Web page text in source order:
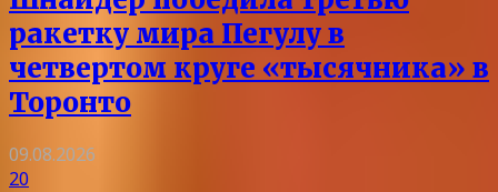
ракетку мира Пегулу в
четвертом круге «тысячника» в
Торонто
09.08.2026
20